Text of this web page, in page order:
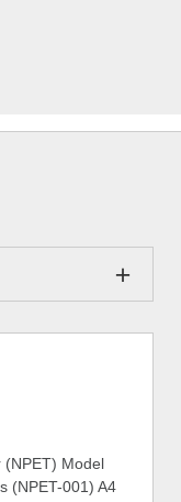
(NPET) Model
(NPET-001) A4